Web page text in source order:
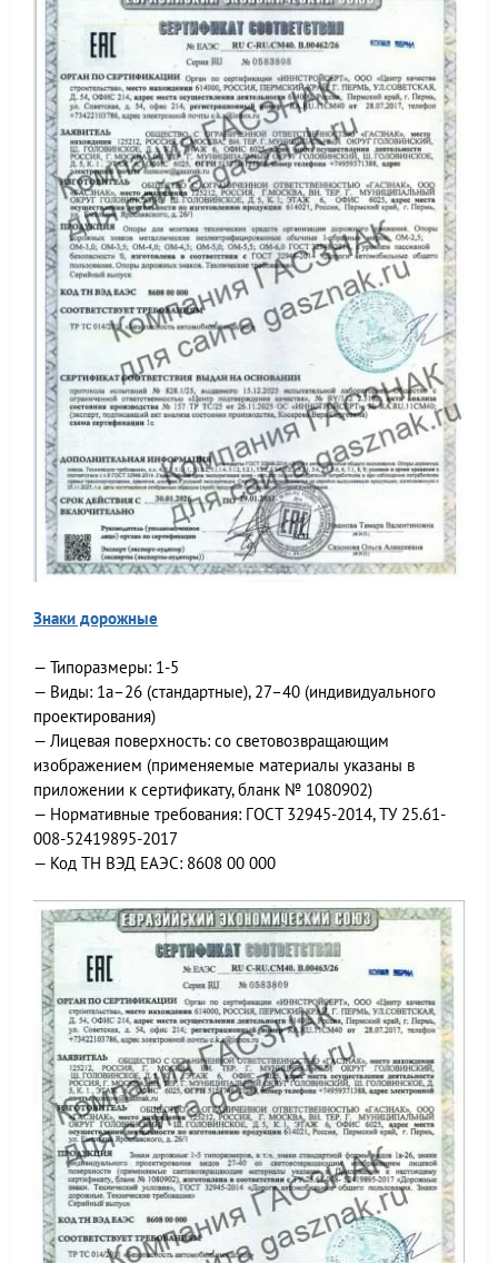
Знаки дорожные
— Типоразмеры: 1-5
— Виды: 1а–26 (стандартные), 27–40 (индивидуального
проектирования)
— Лицевая поверхность: со световозвращающим
изображением (применяемые материалы указаны в
приложении к сертификату, бланк № 1080902)
— Нормативные требования: ГОСТ 32945-2014, ТУ 25.61-
008-52419895-2017
— Код ТН ВЭД ЕАЭС: 8608 00 000